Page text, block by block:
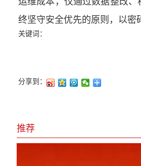
终坚守安全优先的原则，以
关键词：
分享到：
推荐